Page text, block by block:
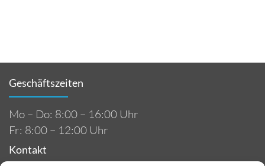
Geschäftszeiten
Mo – Do: 8:00 – 16:00 Uhr
Fr: 8:00 – 12:00 Uhr
Kontakt